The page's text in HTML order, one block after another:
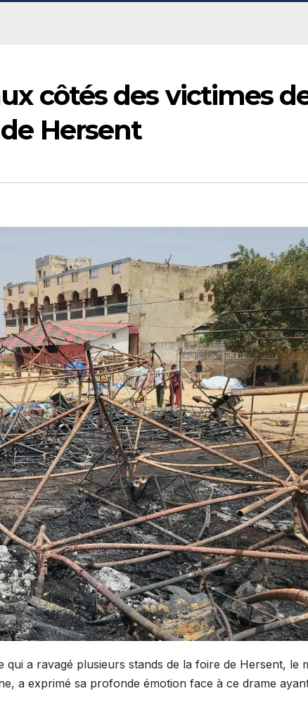
côtés des victimes
Hersent
qui a ravagé plusieurs stands de la foire de Hersent, le
a exprimé sa profonde émotion face à ce drame